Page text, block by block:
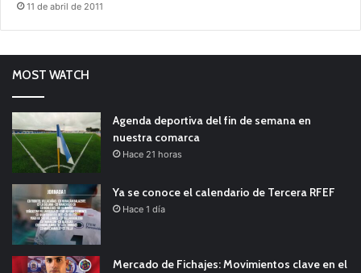
11 de abril de 2011
MOST WATCH
Agenda deportiva del fin de semana en
nuestra comarca
Hace 21 horas
Ya se conoce el calendario de Tercera RFEF
Hace 1 día
Mercado de Fichajes: Movimientos clave en el